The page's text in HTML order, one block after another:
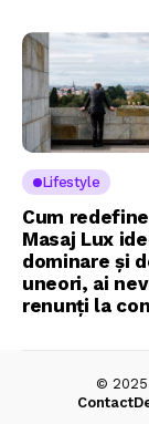
Lifestyle
Cum
Masaj Lux
dominare și
uneori, ai
renunți la
©
Contact